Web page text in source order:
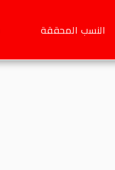
النسب المحققة